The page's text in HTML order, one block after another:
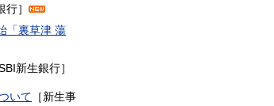
行］
「裏草津 蕩
SBI新生銀行］
いて ［新生事